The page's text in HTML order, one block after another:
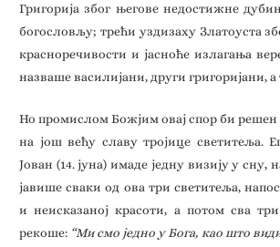
Григорија због његове недостижне
богословљу; трећи уздизаху Златоуста
красноречивости и јасноће излагања
назваше василијани, други григоријани, а
Но промислом Божјим овај спор би решен
на још већу славу тројице светитеља.
Јован (14. јуна) имаде једну визију у сну,
јавише сваки од ова три светитеља,
и неисказаној красоти, а потом сва
рекоше: “Ми смо једно у Бога, као што